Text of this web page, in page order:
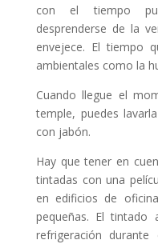
con el tiempo
desprenderse de la
envejece. El tiempo
ambientales como la
Cuando llegue el
temple, puedes
con jabón.
Hay que tener en
tintadas con una
en edificios de
pequeñas. El tintado
refrigeración